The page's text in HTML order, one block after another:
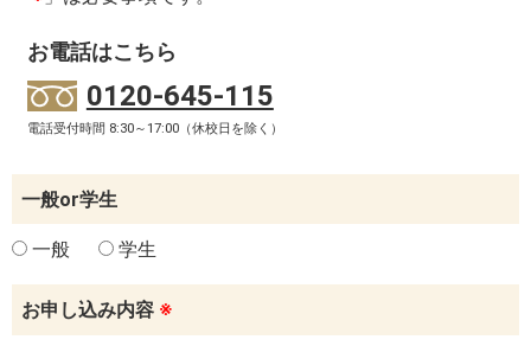
お電話はこちら
0120-645-115
電話受付時間 8:30～17:00（休校日を除く）
一般or学生
一般 学生
お申し込み内容 ※